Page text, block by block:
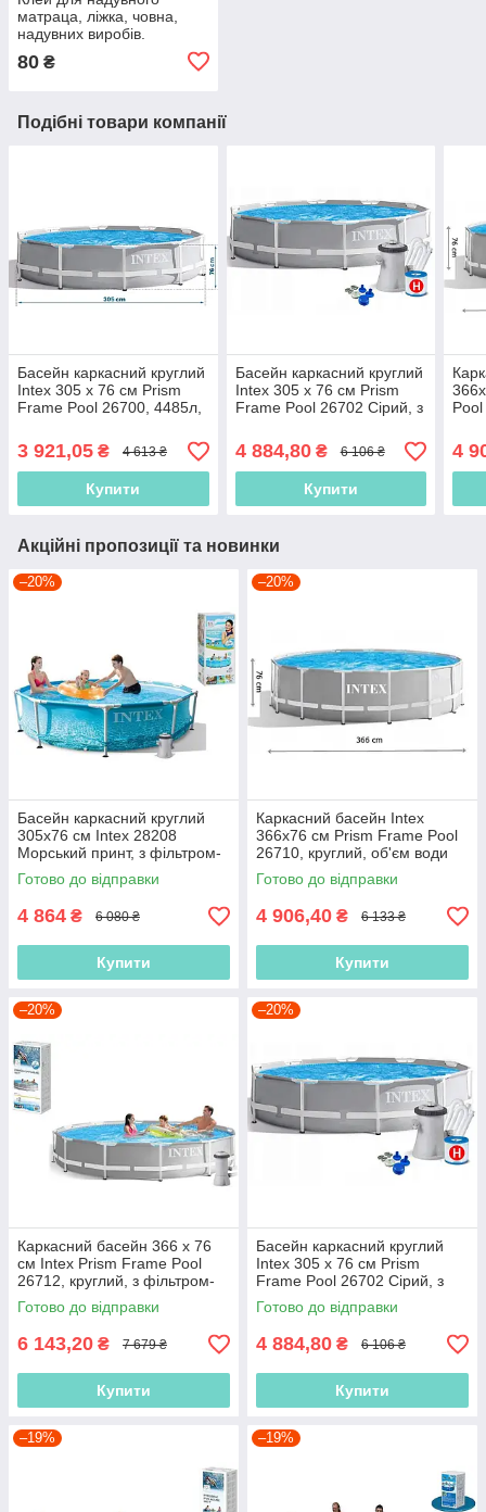
матраца, ліжка, човна,
надувних виробів.
плівкою для Intex і
80 ₴
Подібні товари компанії
Басейн каркасний круглий
Intex 305 x 76 см Prism
Frame Pool 26700, 4485л,
3 921,05 ₴ 4 613 ₴
Купити
Басейн каркасний круглий
Intex 305 х 76 см Prism
Frame Pool 26702 Сірий, з
год, 4485 л
4 884,80₴ 6 106 ₴
Купити
4
Акційні пропозиції та новинки
–20%
Басейн каркасний круглий
305x76 см Intex 28208
Морський принт, з фільтром-
насосом 1 250 л/год, 4485 л,
круглий
Готово до відправки
4 864 ₴ 6 080 ₴
Купити
–20%
Каркасний басейн Intex
366x76 см Prism Frame Pool
26710, круглий, об'єм води
6503 л
Готово до відправки
4 906,40 ₴ 6 133 ₴
Купити
–20%
Каркасний басейн 366 x 76
см Intex Prism Frame Pool
26712, круглий, з фільтром-
насосом 2 006 л/год, 6503 л
Готово до відправки
6 143,20 ₴ 7 679 ₴
Купити
–20%
Басейн каркасний круглий
Intex 305 х 76 см Prism
Frame Pool 26702 Сірий, з
фільтр-насосом 1250 л/год,
4485 л
Готово до відправки
4 884,80 ₴ 6 106 ₴
Купити
–19% –19%